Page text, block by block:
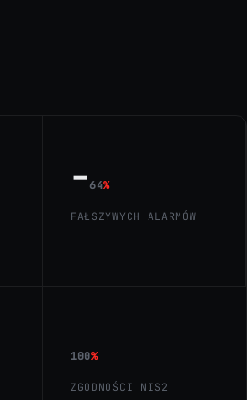
− 64%
FAŁSZYWYCH ALARMÓW
100%
ZGODNOŚCI NIS2